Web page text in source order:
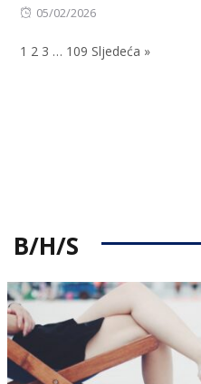
Posted
05/02/2026
1 2 3 … 109 Sljedeća »
B/H/S